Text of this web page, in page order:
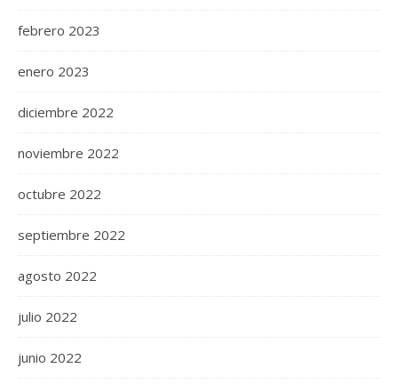
febrero 2023
enero 2023
diciembre 2022
noviembre 2022
octubre 2022
septiembre 2022
agosto 2022
julio 2022
junio 2022